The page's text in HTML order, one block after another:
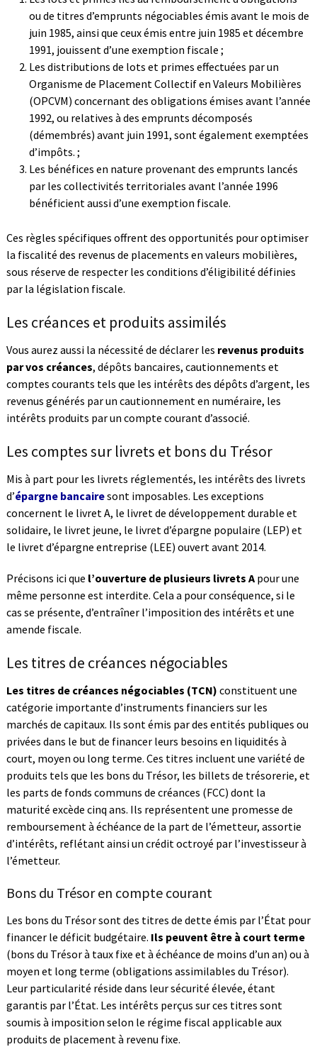
ou de titres d’emprunts négociables émis avant le mois de
juin 1985, ainsi que ceux émis entre juin 1985 et décembre
1991, jouissent d’une exemption fiscale ;
Les distributions de lots et primes effectuées par un
Organisme de Placement Collectif en Valeurs Mobilières
(OPCVM) concernant des obligations émises avant l’année
1992, ou relatives à des emprunts décomposés
(démembrés) avant juin 1991, sont également exemptées
d’impôts. ;
Les bénéfices en nature provenant des emprunts lancés
par les collectivités territoriales avant l’année 1996
bénéficient aussi d’une exemption fiscale.
Ces règles spécifiques offrent des opportunités pour optimiser
la fiscalité des revenus de placements en valeurs mobilières,
sous réserve de respecter les conditions d’éligibilité définies
par la législation fiscale.
Les créances et produits assimilés
Vous aurez aussi la nécessité de déclarer les revenus produits
par vos créances, dépôts bancaires, cautionnements et
comptes courants tels que les intérêts des dépôts d’argent, les
revenus générés par un cautionnement en numéraire, les
intérêts produits par un compte courant d’associé.
Les comptes sur livrets et bons du Trésor
Mis à part pour les livrets réglementés, les intérêts des livrets
d’épargne bancairesont imposables. Les exceptions
concernent le livret A, le livret de développement durable et
solidaire, le livret jeune, le livret d’épargne populaire (LEP) et
le livret d’épargne entreprise (LEE) ouvert avant 2014.
Précisons ici que l’ouverture de plusieurs livrets Apour une
même personne est interdite. Cela a pour conséquence, si le
cas se présente, d’entraîner l’imposition des intérêts et une
amende fiscale.
Les titres de créances négociables
Les titres de créances négociables (TCN) constituent une
catégorie importante d’instruments financiers sur les
marchés de capitaux. Ils sont émis par des entités publiques ou
privées dans le but de financer leurs besoins en liquidités à
court, moyen ou long terme. Ces titres incluent une variété de
produits tels que les bons du Trésor, les billets de trésorerie, et
les parts de fonds communs de créances (FCC) dont la
maturité excède cinq ans. Ils représentent une promesse de
remboursement à échéance de la part de l’émetteur, assortie
d’intérêts, reflétant ainsi un crédit octroyé par l’investisseur à
l’émetteur.
Bons du Trésor en compte courant
Les bons du Trésor sont des titres de dette émis par l’État pour
financer le déficit budgétaire. Ils peuvent être à court terme
(bons du Trésor à taux fixe et à échéance de moins d’un an) ou à
moyen et long terme (obligations assimilables du Trésor).
Leur particularité réside dans leur sécurité élevée, étant
garantis par l’État. Les intérêts perçus sur ces titres sont
soumis à imposition selon le régime fiscal applicable aux
produits de placement à revenu fixe.